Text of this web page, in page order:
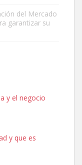
del Mercado
garantizar su
y el negocio
y que es